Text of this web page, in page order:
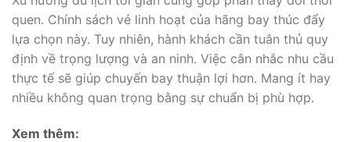
quen. Chính sách vé linh hoạt của hãng bay thúc đẩy
lựa chọn này. Tuy nhiên, hành khách cần tuân thủ quy
định về trọng lượng và an ninh. Việc cân nhắc nhu cầu
thực tế sẽ giúp chuyến bay thuận lợi hơn. Mang ít hay
nhiều không quan trọng bằng sự chuẩn bị phù hợp.
Xem thêm: